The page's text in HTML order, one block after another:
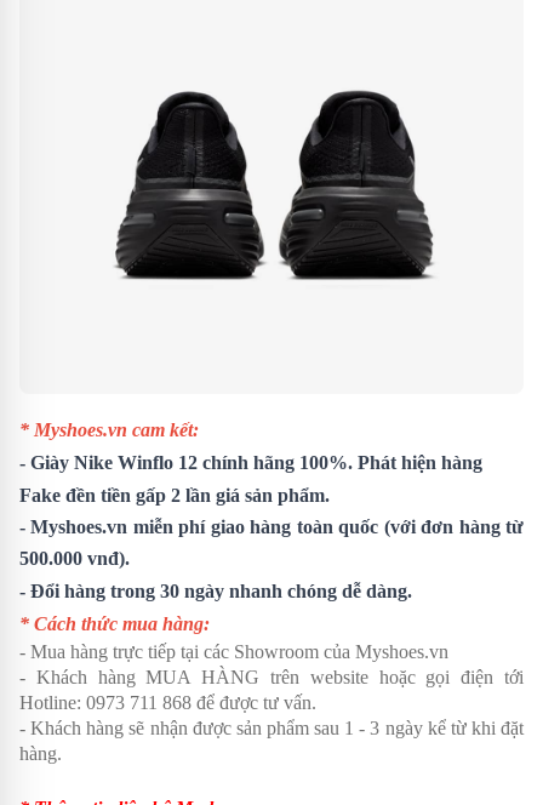
* Myshoes.vn cam kết:
- Giày Nike Winflo 12 chính hãng 100%. Phát hiện hàng
Fake đền tiền gấp 2 lần giá sản phẩm.
- Myshoes.vn miễn phí giao hàng toàn quốc (với đơn hàng từ
500.000 vnđ).
- Đổi hàng trong 30 ngày nhanh chóng dễ dàng.
* Cách thức mua hàng:
- Mua hàng trực tiếp tại các Showroom của Myshoes.vn
- Khách hàng MUA HÀNG trên website hoặc gọi điện tới
Hotline: 0973 711 868 để được tư vấn.
- Khách hàng sẽ nhận được sản phẩm sau 1 - 3 ngày kể từ khi đặt
hàng.